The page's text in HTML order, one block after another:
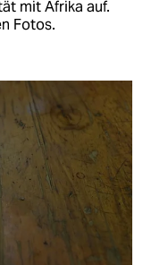
mit Afrika auf.
Fotos.